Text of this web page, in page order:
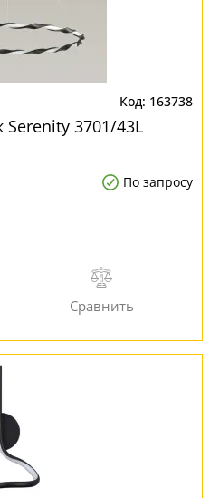
163738
Serenity 3701/43L
По запросу